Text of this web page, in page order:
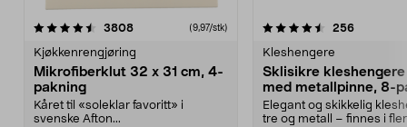
3808anmeldelser(9,97/stk)
Kjøkkenrengjøring
Mikrofiberklut 32 x 31 cm, 4-
pakning
Kåret til «soleklar favoritt» i
svenske Afton...
4.5av 5 stjerner 256
Kleshengere
Sklisikre
med metallpinne, 8-
Elegant og skikkelig
tre og metall – finnes i
4.5av 5 stjerner